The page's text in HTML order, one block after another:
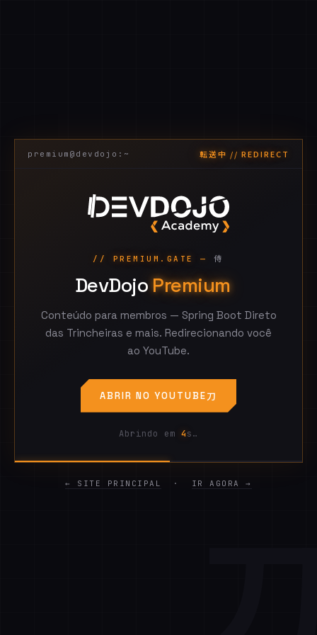
premium@devdojo:~ 転送中 // REDIRECT
// PREMIUM.GATE — 侍
DevDojoPremium
Conteúdo para membros — Spring Boot Direto
das Trincheiras e mais. Redirecionando você
ao YouTube.
ABRIR NO YOUTUBE
Abrindo em 4s…
← SITE PRINCIPAL · IR AGORA →